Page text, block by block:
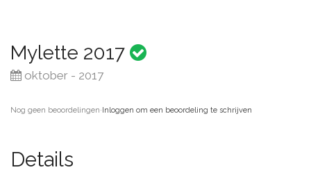
Mylette 2017
oktober - 2017
Nog geen beoordelingen·Inloggen om een beoordeling te schrijven
Details